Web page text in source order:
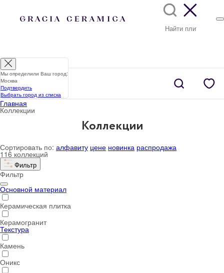
Главная
Коллекции
Коллекции
Сортировать по: алфавиту цене новинка распродажа
116 коллекций
Фильтр
Фильтр
Основной материал
Керамическая плитка
Керамогранит
Текстура
Камень
Оникс
Мы определили Ваш город:
Москва
Подтвердить
Выбрать город из списка